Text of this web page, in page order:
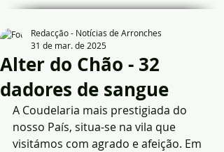
Alter do Chão - 32
dadores de sangue
Redacção - Notícias de Arronches
31 de mar. de 2025
A Coudelaria mais prestigiada do
nosso País, situa-se na vila que
visitámos com agrado e afeição. Em